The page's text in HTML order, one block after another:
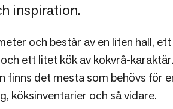
inspiration.
och består av en liten hall,
ett litet kök av kokvrå-
finns det mesta som behövs för
köksinventarier och så vidare.